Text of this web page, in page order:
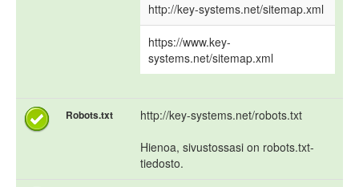
http://key-systems.net/sitemap.xml
https://www.key-
systems.net/sitemap.xml
Robots.txt
http://key-systems.net/robots.txt
Hienoa, sivustossasi on robots.txt-
tiedosto.